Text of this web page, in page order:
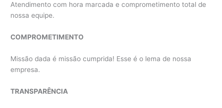
Atendimento com hora marcada e comprometimento total de
nossa equipe.
COMPROMETIMENTO
Missão dada é missão cumprida! Esse é o lema de nossa
empresa.
TRANSPARÊNCIA